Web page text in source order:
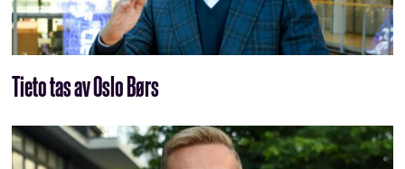
Tieto tas av Oslo Børs